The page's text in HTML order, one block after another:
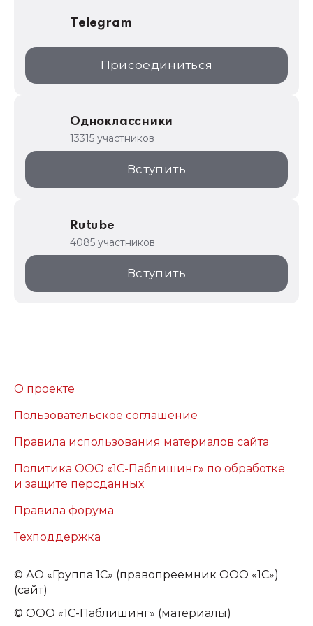
Telegram
Присоединиться
Одноклассники
13315 участников
Вступить
Rutube
4085 участников
Вступить
О проекте
Пользовательское соглашение
Правила использования материалов сайта
Политика ООО «1С-Паблишинг» по обработке
и защите персданных
Правила форума
Техподдержка
© АО «Группа 1С» (правопреемник ООО «1С»)
(сайт)
© ООО «1С-Паблишинг» (материалы)